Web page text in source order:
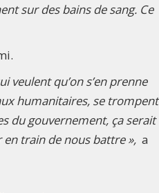
sur des bains de sang. Ce
veulent qu’on s’en prenne
humanitaires, se trompent
du gouvernement, ça serait
en train de nous battre », a